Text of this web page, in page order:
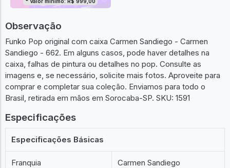
Observação
Funko Pop original com caixa Carmen Sandiego - Carmen
Sandiego - 662. Em alguns casos, pode haver detalhes na
caixa, falhas de pintura ou detalhes no pop. Consulte as
imagens e, se necessário, solicite mais fotos. Aproveite para
comprar e completar sua coleção. Enviamos para todo o
Brasil, retirada em mãos em Sorocaba-SP. SKU: 1591
Especificações
Especificações Básicas
Franquia Carmen Sandiego